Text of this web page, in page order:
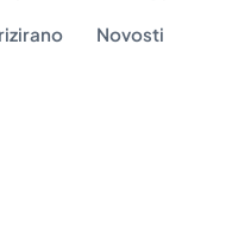
Novosti